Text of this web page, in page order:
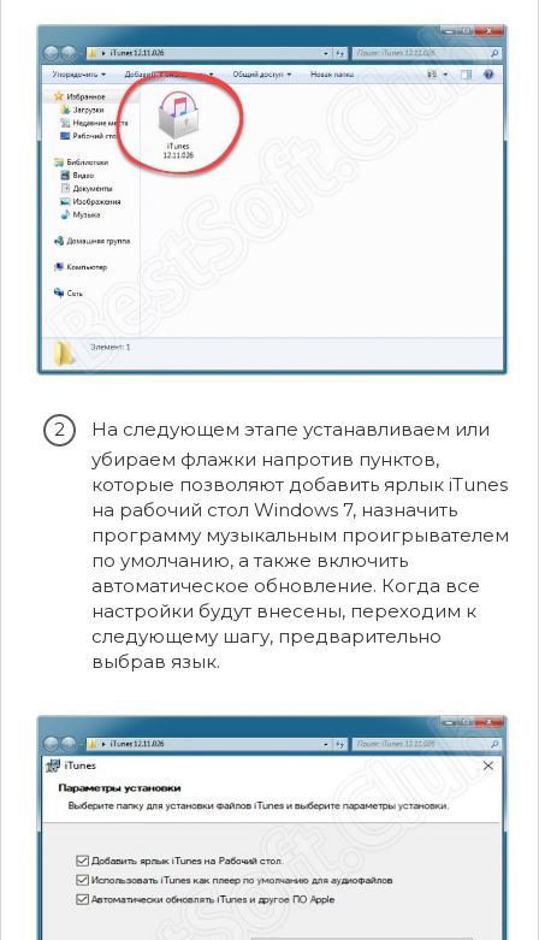
На следующем этапе устанавливаем или
убираем флажки напротив пунктов,
которые позволяют добавить ярлык iTunes
на рабочий стол Windows 7, назначить
программу музыкальным проигрывателем
по умолчанию, а также включить
автоматическое обновление. Когда все
настройки будут внесены, переходим к
следующему шагу, предварительно
выбрав язык.